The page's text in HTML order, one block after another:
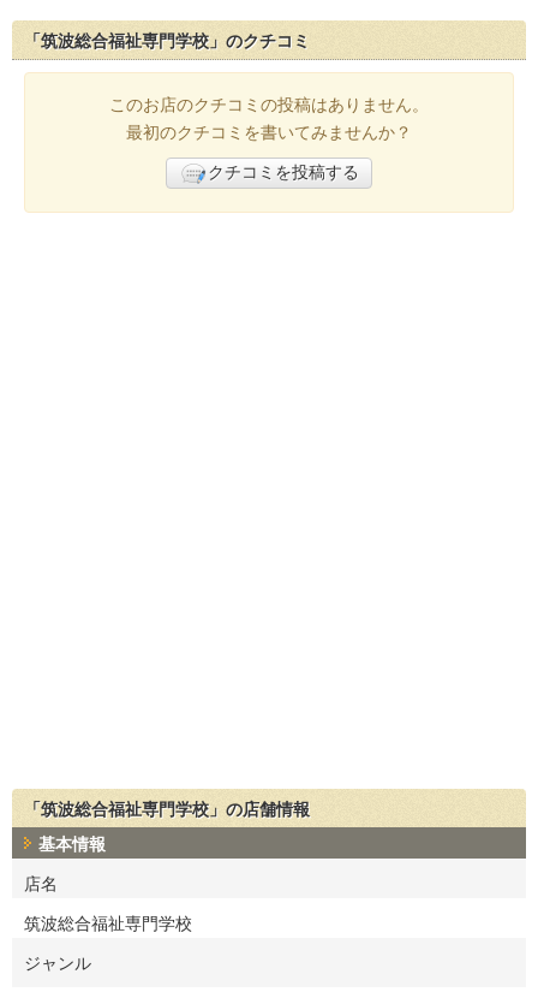
「筑波総合福祉専門学校」のクチコミ
このお店のクチコミの投稿はありません。
最初のクチコミを書いてみませんか？
クチコミを投稿する
「筑波総合福祉専門学校」の店舗情報
基本情報
店名
筑波総合福祉専門学校
ジャンル